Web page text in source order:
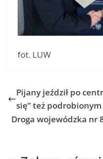
fot. LUW
Pijany jeździł po
się” też
Droga wojewódzka nr